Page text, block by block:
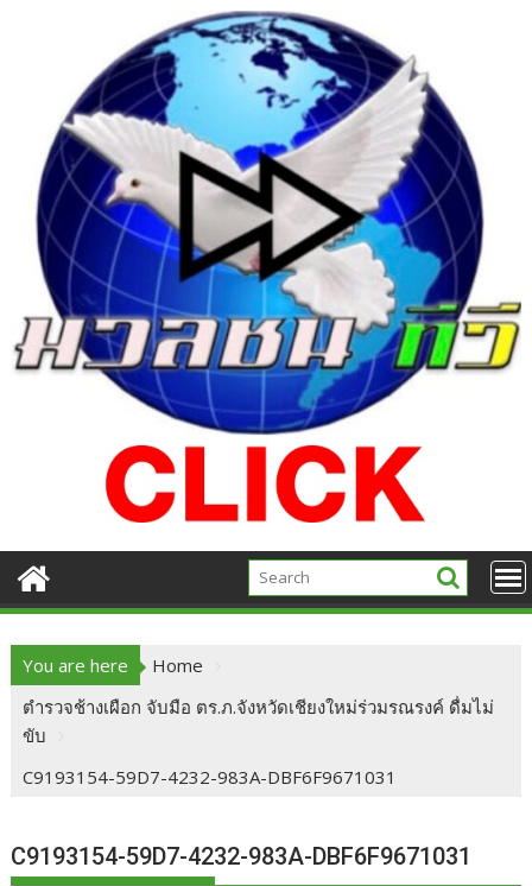
You are here
Home
ตำรวจช้างเผือก จับมือ ตร.ภ.จังหวัดเชียงใหม่ร่วมรณรงค์ ดื่มไม่
ขับ
C9193154-59D7-4232-983A-DBF6F9671031
C9193154-59D7-4232-983A-DBF6F9671031